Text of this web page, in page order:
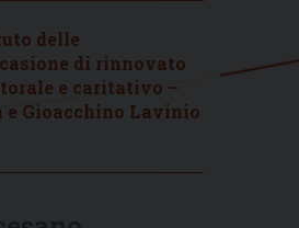
delle
di rinnovato
e caritativo –
Gioacchino Lavinio